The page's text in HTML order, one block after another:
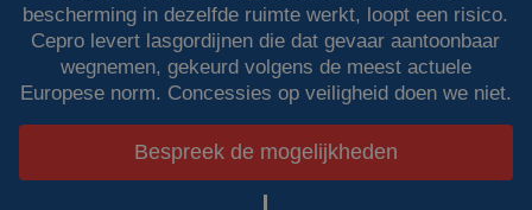
Slijpgordijnen
Slijplamellen
Isolatie
bescherming in dezelfde ruimte werkt, loopt een risico.
Cepro levert lasgordijnen die dat gevaar aantoonbaar
wegnemen, gekeurd volgens de meest actuele
Europese norm. Concessies op veiligheid doen we niet.
Bespreek de mogelijkheden